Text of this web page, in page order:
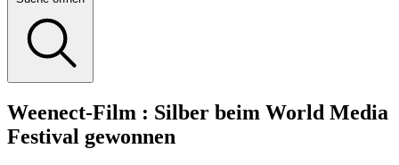
Weenect-Film : Silber beim World Media
Festival gewonnen